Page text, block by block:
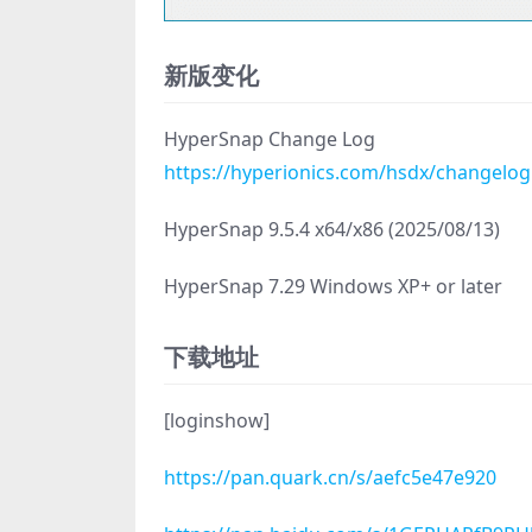
新版变化
HyperSnap Change Log
https://hyperionics.com/hsdx/
HyperSnap 9.5.4 x64/x86 (2025/08/13)
HyperSnap 7.29 Windows XP+ or later
下载地址
[loginshow]
https://pan.quark.cn/s/aefc5e47e920